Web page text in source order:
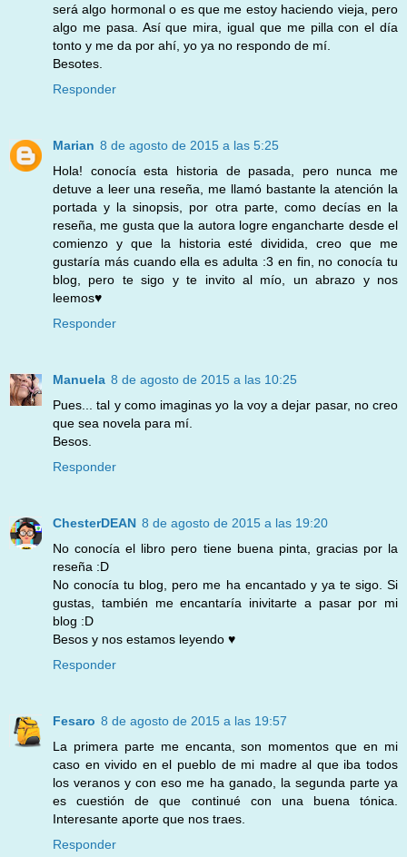
será algo hormonal o es que me estoy haciendo vieja, pero
algo me pasa. Así que mira, igual que me pilla con el día
tonto y me da por ahí, yo ya no respondo de mí.
Besotes.
Responder
Marian 8 de agosto de 2015 a las 5:25
Hola! conocía esta historia de pasada, pero nunca me
detuve a leer una reseña, me llamó bastante la atención la
portada y la sinopsis, por otra parte, como decías en la
reseña, me gusta que la autora logre engancharte desde el
comienzo y que la historia esté dividida, creo que me
gustaría más cuando ella es adulta :3 en fin, no conocía tu
blog, pero te sigo y te invito al mío, un abrazo y nos
leemos♥
Responder
Manuela 8 de agosto de 2015 a las 10:25
Pues... tal y como imaginas yo la voy a dejar pasar, no creo
que sea novela para mí.
Besos.
Responder
ChesterDEAN 8 de agosto de 2015 a las 19:20
No conocía el libro pero tiene buena pinta, gracias por la
reseña :D
No conocía tu blog, pero me ha encantado y ya te sigo. Si
gustas, también me encantaría inivitarte a pasar por mi
blog :D
Besos y nos estamos leyendo ♥
Responder
Fesaro 8 de agosto de 2015 a las 19:57
La primera parte me encanta, son momentos que en mi
caso en vivido en el pueblo de mi madre al que iba todos
los veranos y con eso me ha ganado, la segunda parte ya
es cuestión de que continué con una buena tónica.
Interesante aporte que nos traes.
Responder